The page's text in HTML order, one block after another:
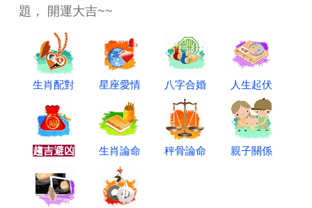
題， 開運大吉~~
生肖配對 星座愛情 八字合婚 人生起伏
趨吉避凶 生肖論命 秤骨論命 親子關係